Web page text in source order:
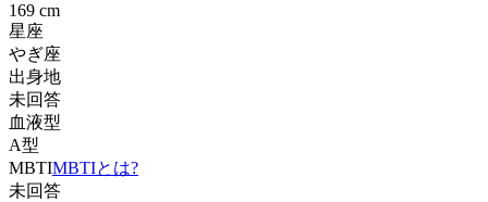
169 cm
星座
やぎ座
出身地
未回答
血液型
A型
MBTIMBTIとは?
未回答